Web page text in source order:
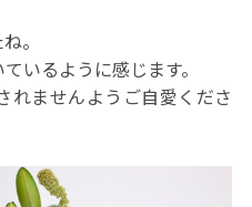
。
いるように感じます。
れませんようご自愛くださ